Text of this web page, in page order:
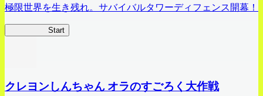
極限世界を生き残れ。サバイバルタワーディフェンス開幕！
Start
クレヨンしんちゃん オラのすごろく大作戦